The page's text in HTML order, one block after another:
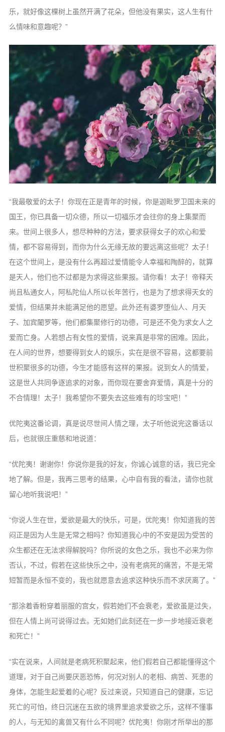
乐，就好像这棵树上虽然开满了花朵，但他没有果实，这人生有什
么情味和意趣呢？”
“我最敬爱的太子！你现在正是青年的时候，你是迦毗罗卫国未来的
国王，你已具备一切众德，所以一切福乐才会往你的身上集聚而
来。世间上很多人，想尽种种的方法，要求获得女子的欢心和爱
情，都不容易得到，而你为什么无缘无故的要远离这些呢？太子！
在这个世间上，是没有什么再超过爱情能令人幸福和陶醉的，就算
是天人，他们也不过都是为求得这些果报。请你看！太子！帝释天
尚且私通女人，阿私陀仙人所以长年苦行，也是为了想求得天女的
爱情，但结果并未能满足他的愿望。此外还有婆罗堕仙人、月天
子、加宾闍罗等，他们都集聚修行的功德，可是还不免为求女人之
爱而亡身。人若想占有女性的爱情，说来真是非常的困难。因此，
在人间的世界，想要得到女人的娱乐，实在是很不容易，这都要前
世积聚很多的功德，今生才能感有这样的果报。说到女人的情爱，
这是世人共同争逐追求的对象，而你现在要舍弃爱情，真是十分的
不合情理！太子！我希望你不要失去这些难有的珍宝吧！”
优陀夷这番论调，真是说尽世间人情之理，太子听他说完这番话以
后，也就很庄重慈和地说道：
“优陀夷！谢谢你！你说你是我的好友，你诚心诚意的话，我已完全
地了解。但是，我再三思考的结果，心中自有我的看法，请你也就
留心地听我说吧！”
“你说人生在世，爱欲是最大的快乐，可是，优陀夷！你知道我的苦
闷正是因为人生是无常之相吗？你知道我心中的不安是因为受苦的
众生都还在无法求得解脱吗？你所说的女色之乐，我也不必来为你
否认，不过，假若在这些快乐之中，没有老病死的痛苦，不是无常
短暂而是永恒不变的，我也就愿意去追求这种快乐而不求厌离了。”
“那涂着香粉穿着丽服的宫女，假若她们不会衰老，爱欲虽是过失，
但在人情上尚可说得过去。无如她们此刻还在一步一步地接近衰老
和死亡！”
“实在说来，人间就是老病死积聚起来，他们假若自己都能懂得这个
道理，对于自己尚要厌恶恐怖，何况对别人的老相、病苦、死患的
身体，怎能生起爱着的心呢？反过来说，只知道自己的健康，忘记
死亡的可怕，终日沉迷在五欲的境界里追求爱欲之乐，这样不懂事
的人，与无知的禽兽又有什么不同呢？优陀夷！你刚才所举出的那